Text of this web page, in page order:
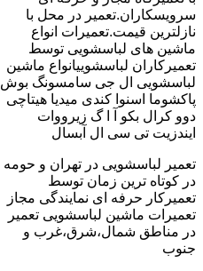
سرویسکاران.تعمیر در محل با
نازلترین قیمت.تعمیرات انواع
ماشین های لباسشویی توسط
تعمیرکاران لباسشوییانواع ماشین
لباسشویی ال جی سامسونگ بوش
پاکشوما اسنوا کندی میدیا هیتاچی
دوو کرال بکو آ ا گ زیرووات
ایندزیت تی سی ال آبسال
تعمیر لباسشویی در تهران و حومه
در کوتاه ترین زمان توسط
تعمیرکار حرفه ای نمایندگی مجاز
تعمیرات ماشین لباسشویی تعمیر
در مناطق شمال،شرق،غرب و
جنوب